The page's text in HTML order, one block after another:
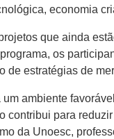
economia
que ainda
os
de estratégias de
ambiente
contribui para
da Unoesc,